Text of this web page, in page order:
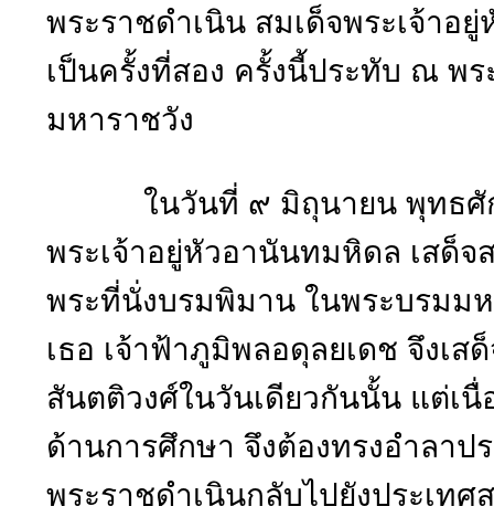
พระราชดำเนิน สมเด็จพระเจ้าอ
เป็นครั้งที่สอง ครั้งนี้ประทับ ณ พ
มหาราชวัง
ในวันที่ ๙ มิถุนายน พุทธศัก
พระเจ้าอยู่หัวอานันทมหิดล เสด็
พระที่นั่งบรมพิมาน ในพระบรมมห
เธอ เจ้าฟ้าภูมิพลอดุลยเดช จึงเ
สันตติวงศ์ในวันเดียวกันนั้น แต่เนื่
ด้านการศึกษา จึงต้องทรงอำลาป
พระราชดำเนินกลับไปยังประเท